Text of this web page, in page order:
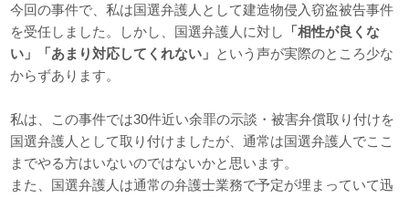
今回の事件で、私は国選弁護人として建造物侵入窃盗被告事件
を受任しました。しかし、国選弁護人に対し
「相性が良くな
い」「あまり対応してくれない」 という声が実際のところ少な
からずあります。
私は、この事件では30件近い余罪の示談・被害弁償取り付けを
国選弁護人として取り付けましたが、通常は国選弁護人でここ
までやる方はいないのではないかと思います。
また、国選弁護人は通常の弁護士業務で予定が埋まっていて迅